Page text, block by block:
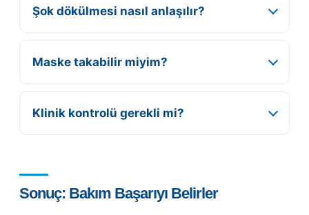
Şok dökülmesi nasıl anlaşılır?
Maske takabilir miyim?
Klinik kontrolü gerekli mi?
Sonuç: Bakım Başarıyı Belirler